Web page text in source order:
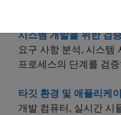
C 또는 C++ 소스 코드
시스템 개발을 위한 검
요구 사항 분석, 시스템
프로세스의 단계를 검
타깃 환경 및 애플리케
개발 컴퓨터, 실시간 시